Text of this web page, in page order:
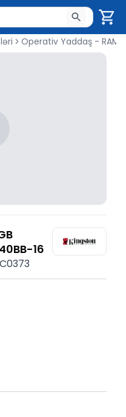
yazın. Göndərmək
Operativ Yaddaş - RAM
16